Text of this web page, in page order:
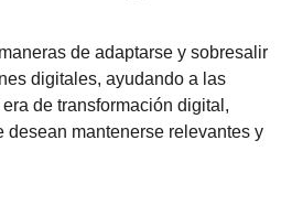
de adaptarse y sobresalir
digitales, ayudando a las
de transformación digital,
mantenerse relevantes y